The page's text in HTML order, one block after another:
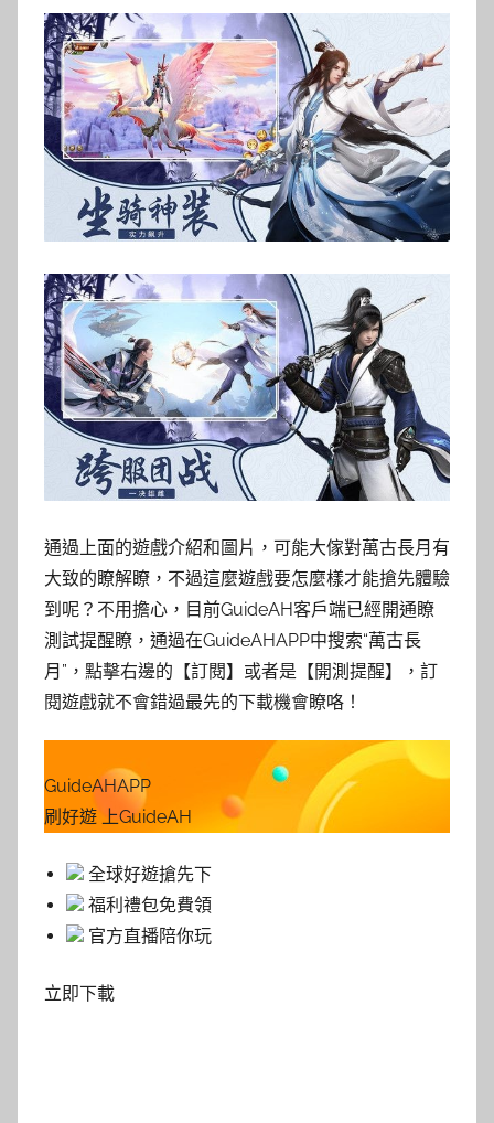
通過上面的遊戲介紹和圖片，可能大傢對萬古長月有
大致的瞭解瞭，不過這麼遊戲要怎麼樣才能搶先體驗
到呢？不用擔心，目前GuideAH客戶端已經開通瞭
測試提醒瞭，通過在GuideAHAPP中搜索“萬古長
月”，點擊右邊的【訂閱】或者是【開測提醒】，訂
閱遊戲就不會錯過最先的下載機會瞭咯！
GuideAHAPP
刷好遊 上GuideAH
全球好遊搶先下
福利禮包免費領
官方直播陪你玩
立即下載